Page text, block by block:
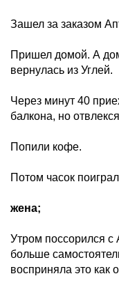
Зашел за заказом
Пришел домой. А
вернулась из Углей.
Через минут 40
балкона, но
Попили кофе.
Потом часок
жена;
Утром поссорился с
больше
восприняла это как